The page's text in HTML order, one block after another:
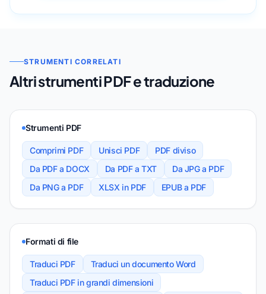
STRUMENTI CORRELATI
Altri strumenti PDF e traduzione
Strumenti PDF
Comprimi PDF Unisci PDF
PDF diviso
Da PDF a DOCX
Da PDF a TXT
Da JPG a PDF
Da PNG a PDF
XLSX in PDF EPUB a PDF
Formati di file
Traduci PDF
Traduci un documento Word
Traduci PDF in grandi dimensioni